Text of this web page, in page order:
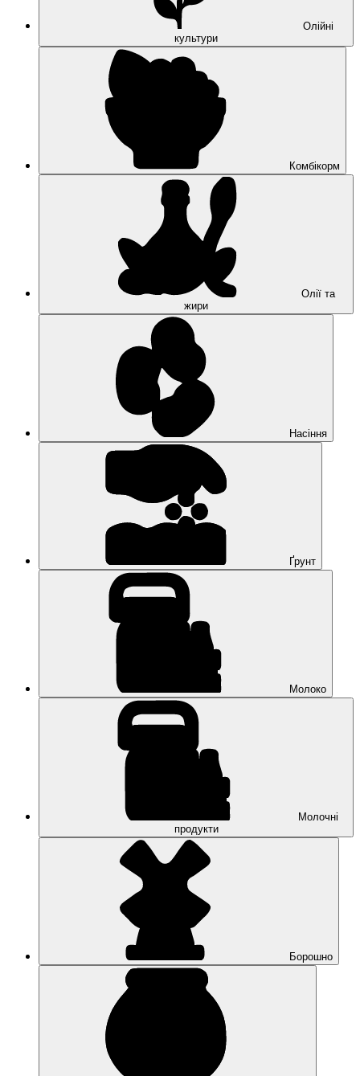
Олійні
культури
Комбікорм
Олії та
жири
Насіння
Ґрунт
Молоко
Молочні
продукти
Борошно